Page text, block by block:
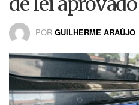
POR GUILHERME ARAÚJO